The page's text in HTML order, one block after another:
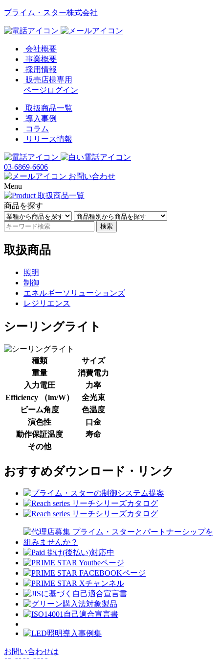
プライム・スター株式会社
会社概要
事業概要
採用情報
販売店様専用
ページログイン
取扱商品一覧
導入事例
コラム
リリース情報
03-6869-6606
お問い合わせ
Menu
商品を探す
検索
取扱商品
照明
制御
エネルギーソリューションズ
レジリエンス
シーリングライト
種類
サイズ
重量
消費電力
入力電圧
力率
Efficiency （lm/W）
全光束
ビーム角度
色温度
演色性
口金
動作保証温度
寿命
その他
おすすめダウンロード・リンク
お問い合わせは